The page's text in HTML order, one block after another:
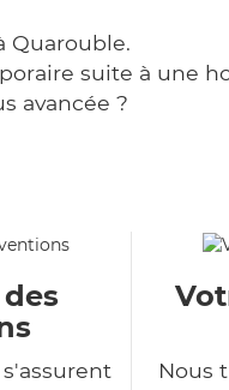
Quarouble.
suite à une
avancée ?
Nous